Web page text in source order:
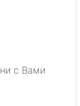
с Вами